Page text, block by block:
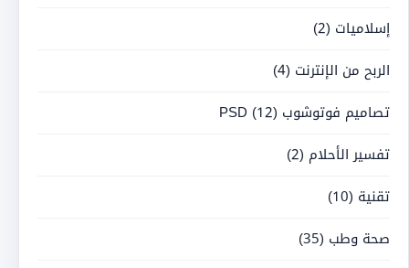
إسلاميات (2)
الربح من الإنترنت (4)
تصاميم فوتوشوب PSD (12)
تفسير الأحلام (2)
تقنية (10)
صحة وطب (35)